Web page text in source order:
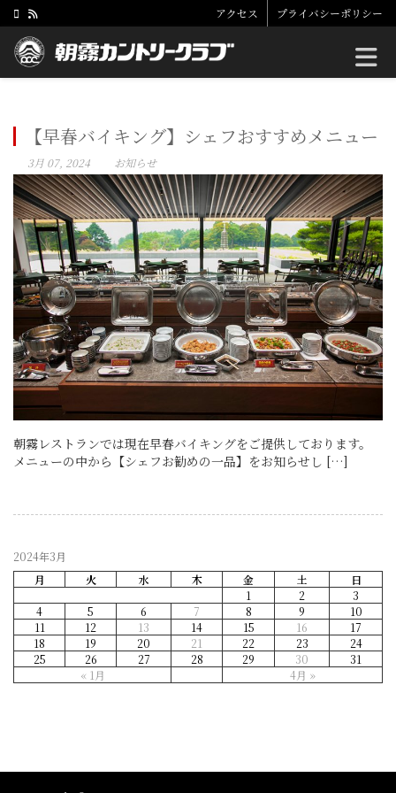
アクセス プライバシーポリシー
【早春バイキング】シェフおすすめメニュー
3月 07, 2024 お知らせ
朝霧レストランでは現在早春バイキングをご提供しております。
メニューの中から【シェフお勧めの一品】をお知らせし […]
2024年3月
月
火 水 木 金 土 日
« 1月 4月 »
1 2
3
4
5 6 7 8 9
10
11
12 13 14 15 16
17
18
19 20 21 22 23
24
25
26 27 28 29 30 31